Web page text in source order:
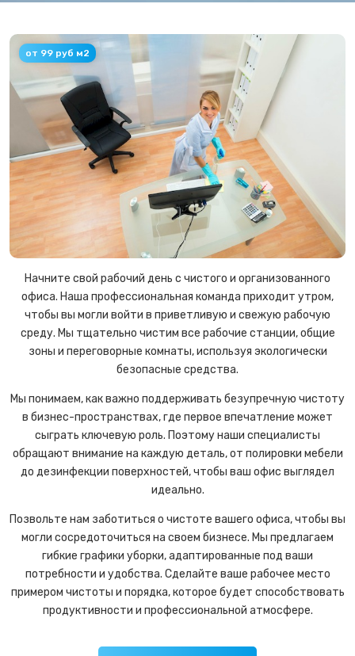
от 99 руб м2
Начните свой рабочий день с чистого и организованного
офиса. Наша профессиональная команда приходит утром,
чтобы вы могли войти в приветливую и свежую рабочую
среду. Мы тщательно чистим все рабочие станции, общие
зоны и переговорные комнаты, используя экологически
безопасные средства.
Мы понимаем, как важно поддерживать безупречную чистоту
в бизнес-пространствах, где первое впечатление может
сыграть ключевую роль. Поэтому наши специалисты
обращают внимание на каждую деталь, от полировки мебели
до дезинфекции поверхностей, чтобы ваш офис выглядел
идеально.
Позвольте нам заботиться о чистоте вашего офиса, чтобы вы
могли сосредоточиться на своем бизнесе. Мы предлагаем
гибкие графики уборки, адаптированные под ваши
потребности и удобства. Сделайте ваше рабочее место
примером чистоты и порядка, которое будет способствовать
продуктивности и профессиональной атмосфере.